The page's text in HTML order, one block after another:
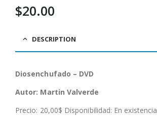
$20.00
DESCRIPTION
Diosenchufado – DVD
Autor: Martin Valverde
Precio: 20,00$ Disponibilidad: En existencia